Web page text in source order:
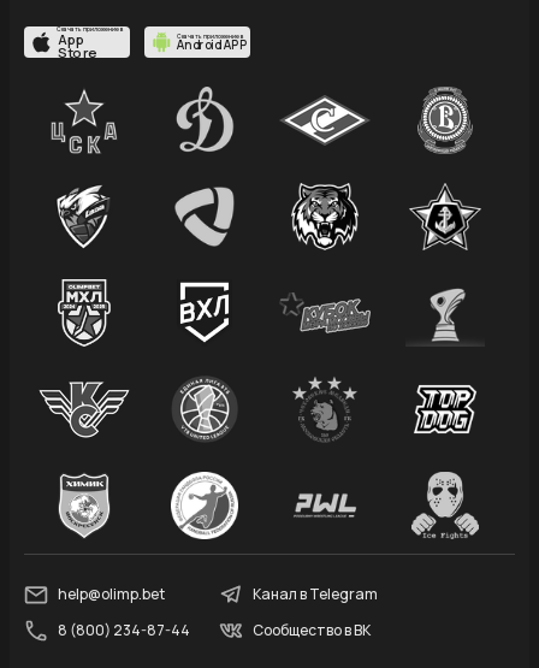
Скачать приложение в
App
Store
Скачать приложение в
Android APP
help@olimp.bet
8 (800) 234-87-44
Канал в Telegram
Сообщество в ВК